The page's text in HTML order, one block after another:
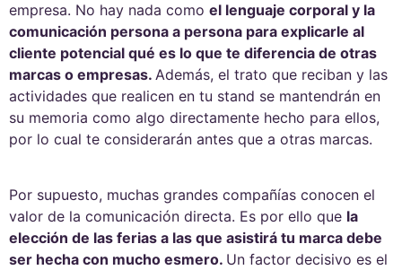
empresa. No hay nada como el lenguaje corporal y la
comunicación persona a persona para explicarle al
cliente potencial qué es lo que te diferencia de otras
marcas o empresas. Además, el trato que reciban y las
actividades que realicen en tu stand se mantendrán en
su memoria como algo directamente hecho para ellos,
por lo cual te considerarán antes que a otras marcas.
Por supuesto, muchas grandes compañías conocen el
valor de la comunicación directa. Es por ello que la
elección de las ferias a las que asistirá tu marca debe
ser hecha con mucho esmero. Un factor decisivo es el